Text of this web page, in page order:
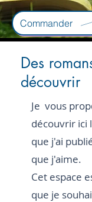
Commander
Des
découvrir
Je vous
découvrir ici
que j'ai
que j'aime.
Cet espace
que je